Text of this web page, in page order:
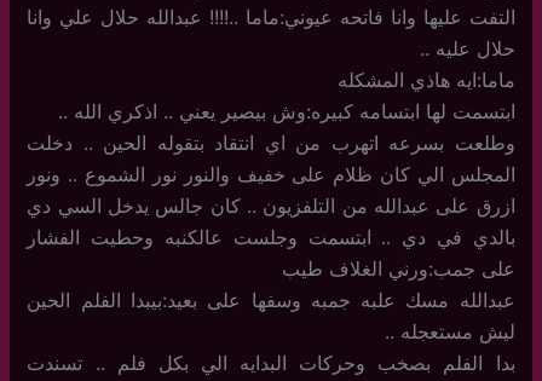
التفت عليها وانا فاتحه عيوني:ماما ..!!!! عبدالله حلال علي وانا
حلال عليه ..
ماما:ايه هاذي المشكله
ابتسمت لها ابتسامه كبيره:وش بيصير يعني .. اذكري الله ..
وطلعت بسرعه اتهرب من اي انتقاد بتقوله الحين .. دخلت
المجلس الي كان ظلام على خفيف والنور نور الشموع .. ونور
ازرق على عبدالله من التلفزيون .. كان جالس يدخل السي دي
بالدي في دي .. ابتسمت وجلست عالكنبه وحطيت الفشار
على جمب:ورني الغلاف طيب
عبدالله مسك علبه جمبه وسفها على بعيد:بيبدا الفلم الحين
ليش مستعجله ..
بدا الفلم بصخب وحركات البدايه الي بكل فلم .. تسندت